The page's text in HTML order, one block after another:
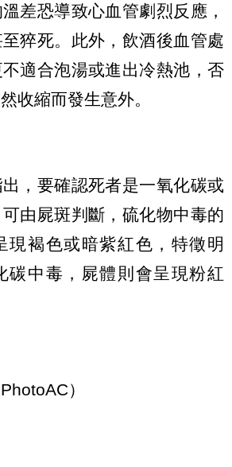
差恐導致心血管劇烈反應，
猝死。此外，飲酒後血管處
適合泡湯或進出冷熱池，否
收縮而發生意外。
，要確認死者是一氧化碳或
由屍斑判斷，硫化物中毒的
現褐色或暗紫紅色，特徵明
碳中毒，屍體則會呈現粉紅
）